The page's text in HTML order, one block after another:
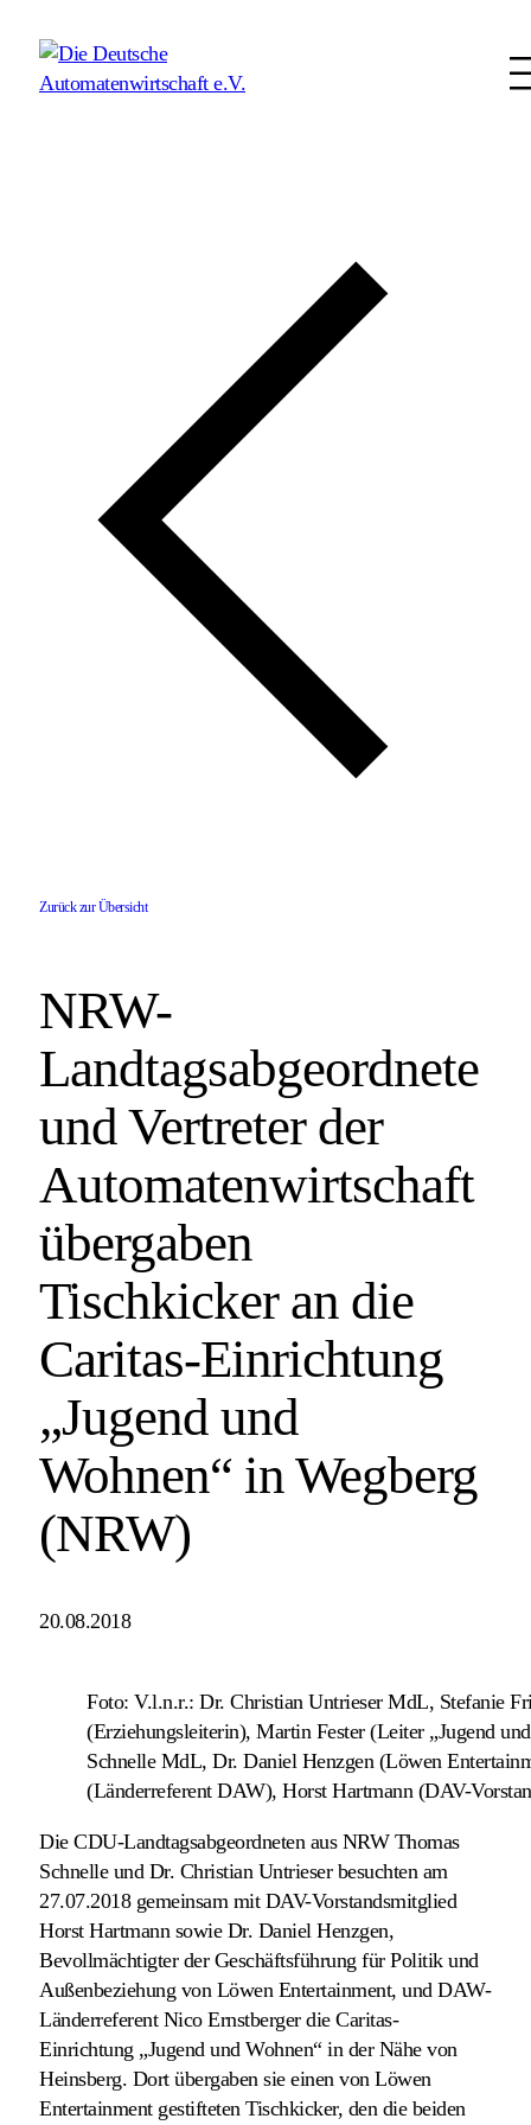
Zurück zur Übersicht
NRW-
Landtagsabgeordnete
und Vertreter der
Automatenwirtschaft
übergaben
Tischkicker an die
Caritas-Einrichtung
„Jugend und
Wohnen“ in Wegberg
(NRW)
20.08.2018
Foto: V.l.n.r.: Dr. Christian Untrieser MdL, Stefanie
(Erziehungsleiterin), Martin Fester (Leiter „Jugend
Schnelle MdL, Dr. Daniel Henzgen (Löwen
(Länderreferent DAW), Horst Hartmann (DAV-
Die CDU-Landtagsabgeordneten aus NRW Thomas
Schnelle und Dr. Christian Untrieser besuchten am
27.07.2018 gemeinsam mit DAV-Vorstandsmitglied
Horst Hartmann sowie Dr. Daniel Henzgen,
Bevollmächtigter der Geschäftsführung für Politik und
Außenbeziehung von Löwen Entertainment, und DAW-
Länderreferent Nico Ernstberger die Caritas-
Einrichtung „Jugend und Wohnen“ in der Nähe von
Heinsberg. Dort übergaben sie einen von Löwen
Entertainment gestifteten Tischkicker, den die beiden